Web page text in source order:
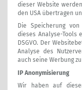
dieser Website
den USA übertragen
Die Speicherung
dieses Analyse-Tools
DSGVO. Der
Analyse des
auch seine Werbung
IP Anonymisierung
Wir haben auf